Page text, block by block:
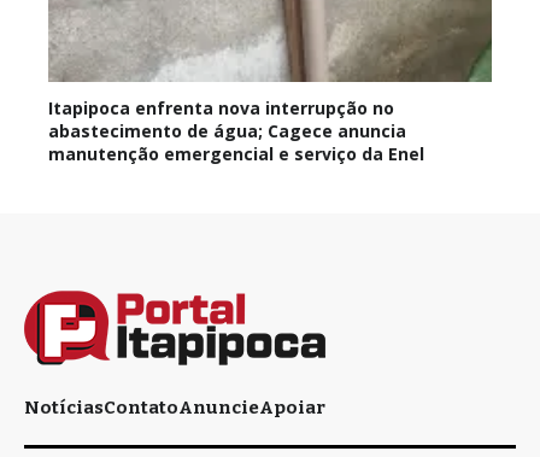
Itapipoca enfrenta nova interrupção no
abastecimento de água; Cagece anuncia
manutenção emergencial e serviço da Enel
NotíciasContatoAnuncieApoiar